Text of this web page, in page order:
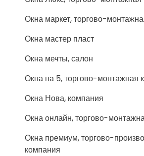
Окна маркет, торгово-
Окна мастер пласт
Окна мечты, салон
Окна на 5, торгово-монтажная
Окна Нова, компания
Окна онлайн, торгово-
Окна премиум, торгово-
компания